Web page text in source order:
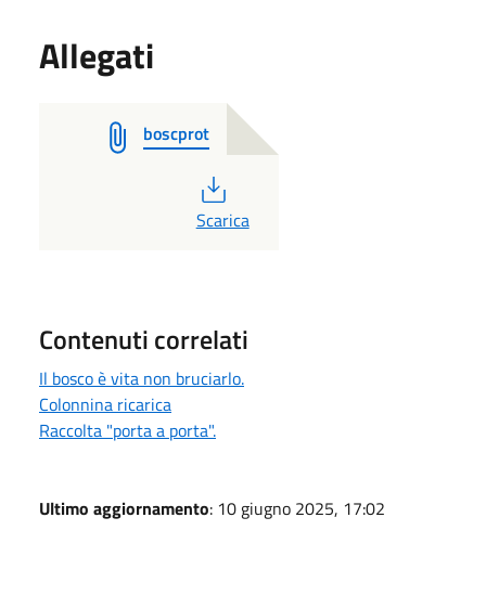
Allegati
boscprot
PDF
Scarica
Contenuti correlati
Il bosco è vita non bruciarlo.
Colonnina ricarica
Raccolta "porta a porta".
Ultimo aggiornamento: 10 giugno 2025, 17:02